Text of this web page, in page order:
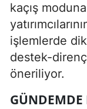
kaçış
işlemlerde
destek-
öneriliyor.
GÜNDEMDE